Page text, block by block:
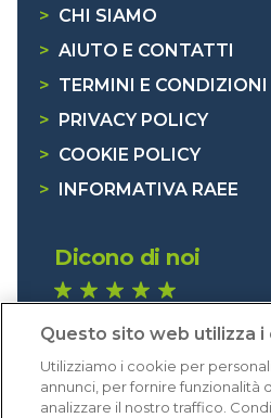
> CHI SIAMO
> AIUTO E CONTATTI
> TERMINI E CONDIZIONI
>
PRIVACY POLICY
> COOKIE POLICY
>
INFORMATIVA RAEE
Dicono di noi
Eccellente (4,8)
Acquisti verificati
Questo sito web utilizza i
Utilizziamo i cookie per
annunci, per fornire funzionalità
analizzare il nostro traffico.